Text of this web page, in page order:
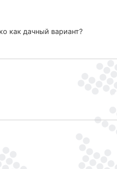
как дачный вариант?